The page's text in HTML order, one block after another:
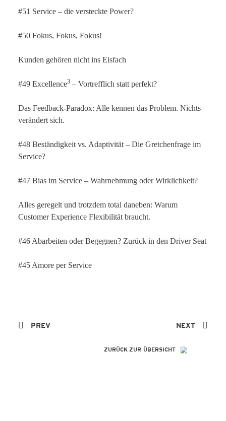
#51 Service – die versteckte Power?
#50 Fokus, Fokus, Fokus!
Kunden gehören nicht ins Eisfach
#49 Excellence3 – Vortrefflich statt perfekt?
Das Feedback-Paradox: Alle kennen das Problem. Nichts
verändert sich.
#48 Beständigkeit vs. Adaptivität – Die Gretchenfrage im
Service?
#47 Bias im Service – Wahrnehmung oder Wirklichkeit?
Alles geregelt und trotzdem total daneben: Warum
Customer Experience Flexibilität braucht.
#46 Abarbeiten oder Begegnen? Zurück in den Driver Seat
#45 Amore per Service
PREV NEXT
ZURÜCK ZUR ÜBERSICHT